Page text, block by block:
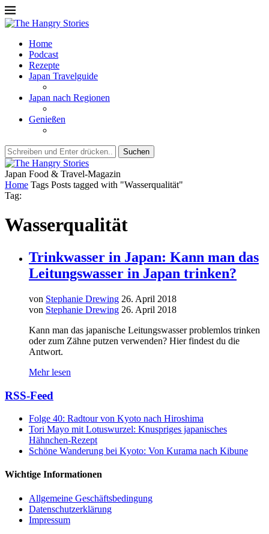
Home
Podcast
Rezepte
Japan Travelguide
Japan nach Regionen
Genießen
Suchen
Japan Food & Travel-Magazin
Home Tags Posts tagged with "Wasserqualität"
Tag:
Wasserqualität
Trinkwasser in Japan: Kann man das
Leitungswasser in Japan trinken?
von Stephanie Drewing 26. April 2018
von Stephanie Drewing 26. April 2018
Kann man das japanische Leitungswasser problemlos trinken
oder zum Zähne putzen verwenden? Hier findest du die
Antwort.
Mehr lesen
RSS-Feed
Folge 40: Radtour von Kyoto nach Hiroshima
Tori Mayo mit Lotuswurzel: Knuspriges japanisches
Hähnchen-Rezept
Schöne Wanderung bei Kyoto: Von Kurama nach Kibune
Wichtige Informationen
Allgemeine Geschäftsbedingung
Datenschutzerklärung
Impressum